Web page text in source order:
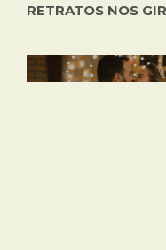
RETRATOS NOS